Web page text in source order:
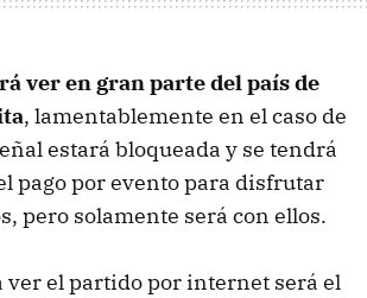
ver en gran parte del país de
, lamentablemente en el caso de
estará bloqueada y se tendrá
pago por evento para disfrutar
pero solamente será con ellos.
ver el partido por internet será el